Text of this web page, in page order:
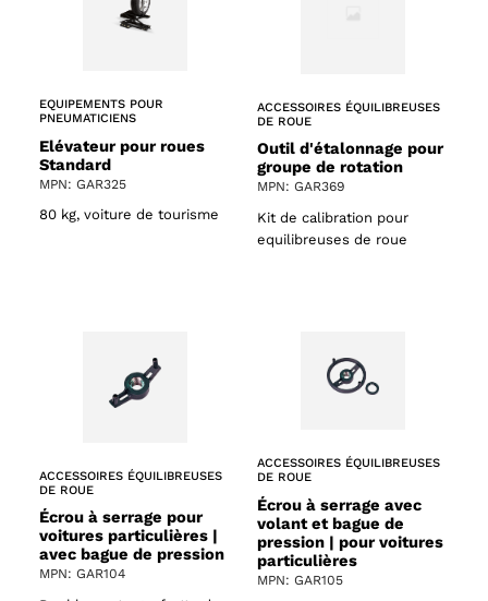
EQUIPEMENTS POUR
PNEUMATICIENS
Elévateur pour roues
Standard
MPN: GAR325
80 kg, voiture de tourisme
ACCESSOIRES ÉQUILIBREUSES
DE ROUE
Outil d'étalonnage pour
groupe de rotation
MPN: GAR369
Kit de calibration pour
equilibreuses de roue
ACCESSOIRES ÉQUILIBREUSES
DE ROUE
Écrou à serrage pour
voitures particulières |
avec bague de pression
MPN: GAR104
ACCESSOIRES ÉQUILIBREUSES
DE ROUE
Écrou à serrage avec
volant et bague de
pression | pour voitures
particulières
MPN: GAR105